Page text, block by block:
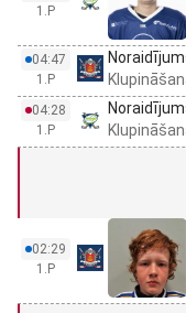
1.P
04:47
1.P
04:28
1.P
02:29
1.P